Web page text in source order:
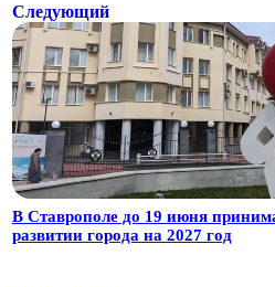
Следующий
В Ставрополе до 19 июня
развитии города на 2027 год